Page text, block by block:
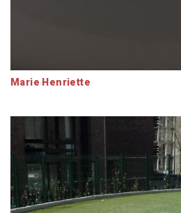
Marie Henriette